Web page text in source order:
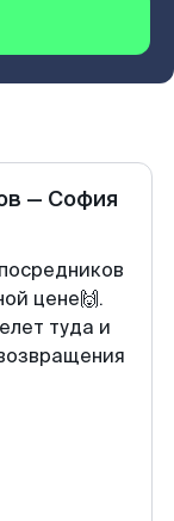
— София
цене🙌.
туда и